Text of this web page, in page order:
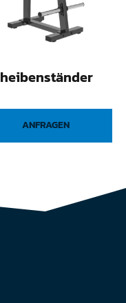
ANFRAGEN